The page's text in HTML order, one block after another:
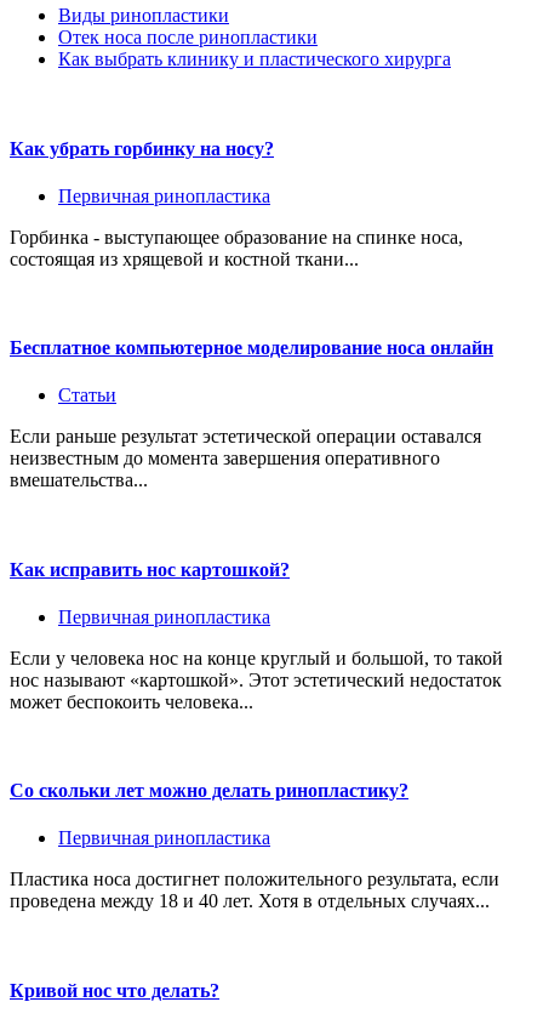
Виды ринопластики
Отек носа после ринопластики
Как выбрать клинику и пластического хирурга
Как убрать горбинку на носу?
Первичная ринопластика
Горбинка - выступающее образование на спинке носа,
состоящая из хрящевой и костной ткани...
Бесплатное компьютерное моделирование носа онлайн
Статьи
Если раньше результат эстетической операции оставался
неизвестным до момента завершения оперативного
вмешательства...
Как исправить нос картошкой?
Первичная ринопластика
Если у человека нос на конце круглый и большой, то такой
нос называют «картошкой». Этот эстетический недостаток
может беспокоить человека...
Со скольки лет можно делать ринопластику?
Первичная ринопластика
Пластика носа достигнет положительного результата, если
проведена между 18 и 40 лет. Хотя в отдельных случаях...
Кривой нос что делать?